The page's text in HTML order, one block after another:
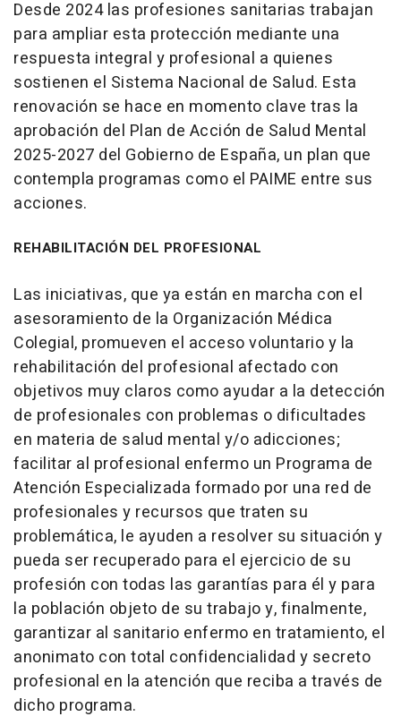
Desde 2024 las profesiones sanitarias trabajan
para ampliar esta protección mediante una
respuesta integral y profesional a quienes
sostienen el Sistema Nacional de Salud. Esta
renovación se hace en momento clave tras la
aprobación del Plan de Acción de Salud Mental
2025-2027 del Gobierno de España, un plan que
contempla programas como el PAIME entre sus
acciones.
REHABILITACIÓN DEL PROFESIONAL
Las iniciativas, que ya están en marcha con el
asesoramiento de la Organización Médica
Colegial, promueven el acceso voluntario y la
rehabilitación del profesional afectado con
objetivos muy claros como ayudar a la detección
de profesionales con problemas o dificultades
en materia de salud mental y/o adicciones;
facilitar al profesional enfermo un Programa de
Atención Especializada formado por una red de
profesionales y recursos que traten su
problemática, le ayuden a resolver su situación y
pueda ser recuperado para el ejercicio de su
profesión con todas las garantías para él y para
la población objeto de su trabajo y, finalmente,
garantizar al sanitario enfermo en tratamiento, el
anonimato con total confidencialidad y secreto
profesional en la atención que reciba a través de
dicho programa.